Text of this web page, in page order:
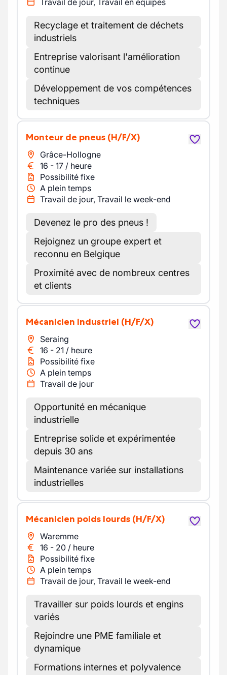
Travail de jour, Travail en équipes
Recyclage et traitement de déchets
industriels
Entreprise valorisant l'amélioration
continue
Développement de vos compétences
techniques
Monteur de pneus (H/F/X)
Grâce-Hollogne
16 - 17 / heure
Possibilité fixe
A plein temps
Travail de jour, Travail le week-end
Devenez le pro des pneus !
Rejoignez un groupe expert et
reconnu en Belgique
Proximité avec de nombreux centres
et clients
Mécanicien industriel (H/F/X)
Seraing
16 - 21 / heure
Possibilité fixe
A plein temps
Travail de jour
Opportunité en mécanique
industrielle
Entreprise solide et expérimentée
depuis 30 ans
Maintenance variée sur installations
industrielles
Mécanicien poids lourds (H/F/X)
Waremme
16 - 20 / heure
Possibilité fixe
A plein temps
Travail de jour, Travail le week-end
Travailler sur poids lourds et engins
variés
Rejoindre une PME familiale et
dynamique
Formations internes et polyvalence